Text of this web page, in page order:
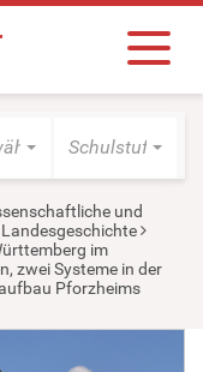
Schulstufe
und
im
zwei Systeme in der
Pforzheims